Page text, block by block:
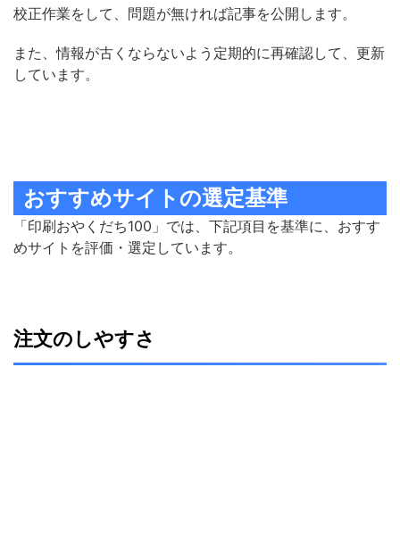
校正作業をして、問題が無ければ記事を公開します。
また、情報が古くならないよう定期的に再確認して、更新
しています。
おすすめサイトの選定基準
「印刷おやくだち100」では、下記項目を基準に、おすす
めサイトを評価・選定しています。
注文のしやすさ